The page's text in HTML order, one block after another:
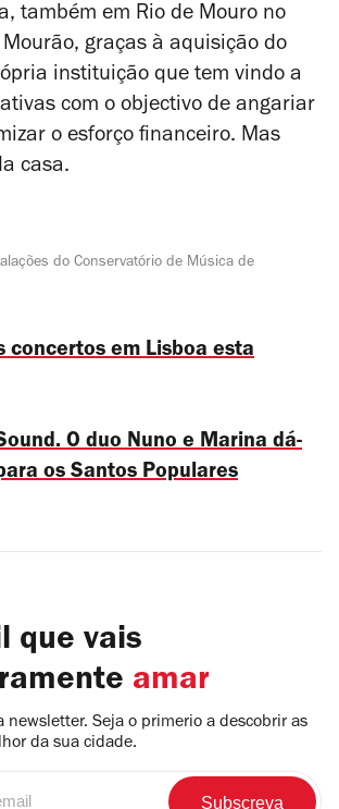
também em Rio de Mouro no
graças à aquisição do
instituição que tem vindo a
com o objectivo de angariar
o esforço financeiro. Mas
casa.
do Conservatório de Música de
concertos em Lisboa esta
O duo Nuno e Marina dá-
os Santos Populares
que vais
amar
newsletter. Seja o primerio a descobrir as
da sua cidade.